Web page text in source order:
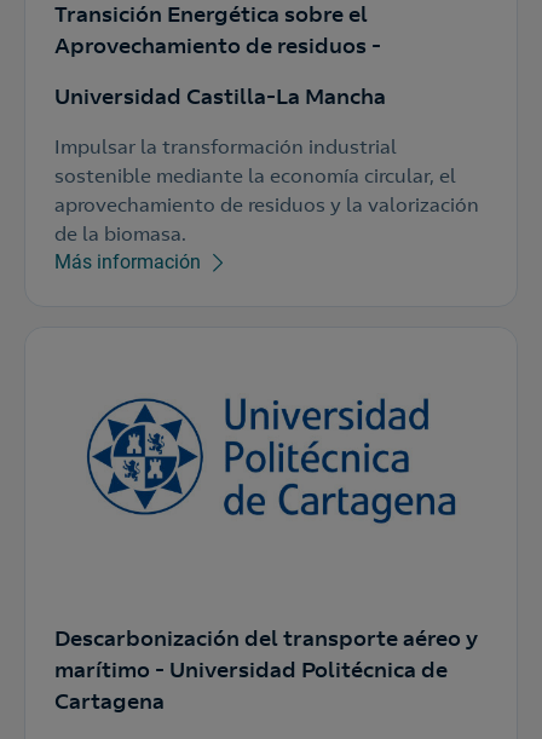
Transición Energética sobre el
Aprovechamiento de residuos -
Universidad Castilla-La Mancha
Impulsar la transformación industrial
sostenible mediante la economía circular, el
aprovechamiento de residuos y la valorización
de la biomasa.
Más información
Descarbonización del transporte aéreo y
marítimo - Universidad Politécnica de
Cartagena